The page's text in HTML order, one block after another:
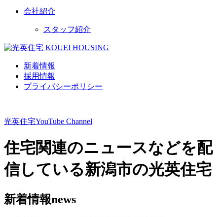
会社紹介
スタッフ紹介
新着情報
採用情報
プライバシーポリシー
光英住宅YouTube Channel
住宅関連のニュースなどを配
信している新潟市の光英住宅
新着情報news